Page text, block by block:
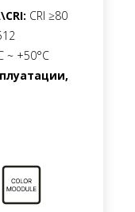
CRI ≥80
~ +50°C